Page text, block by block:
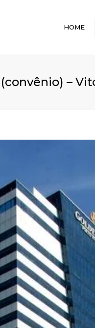
HOME
–